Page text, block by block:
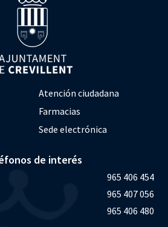
Atención ciudadana
Farmacias
Sede electrónica
de interés
965 406 454
965 407 056
965 406 480